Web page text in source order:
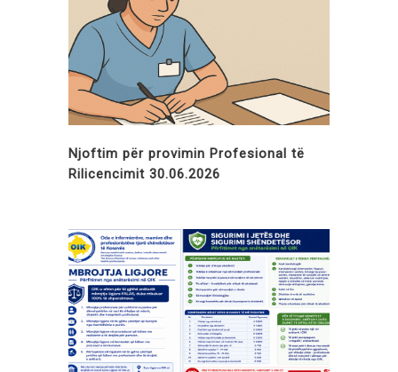
Njoftim për provimin Profesional të
Rilicencimit 30.06.2026